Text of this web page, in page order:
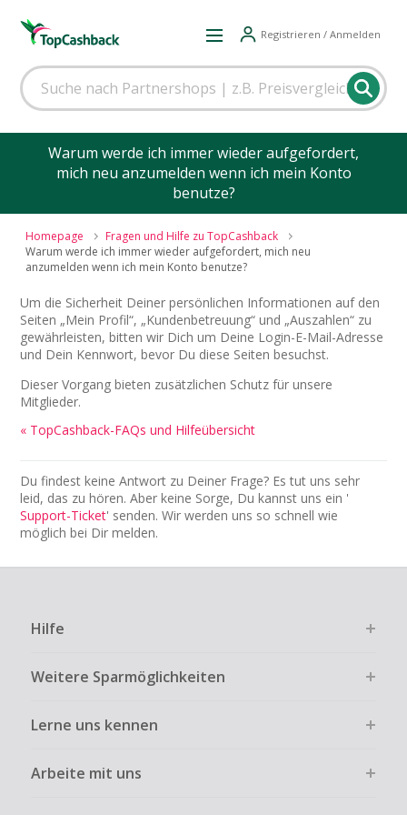
Registrieren / Anmelden
Warum werde ich immer wieder aufgefordert,
mich neu anzumelden wenn ich mein Konto
benutze?
Homepage
Fragen und Hilfe zu TopCashback
Warum werde ich immer wieder aufgefordert, mich neu
anzumelden wenn ich mein Konto benutze?
Um die Sicherheit Deiner persönlichen Informationen auf den
Seiten „Mein Profil“, „Kundenbetreuung“ und „Auszahlen“ zu
gewährleisten, bitten wir Dich um Deine Login-E-Mail-Adresse
und Dein Kennwort, bevor Du diese Seiten besuchst.
Dieser Vorgang bieten zusätzlichen Schutz für unsere
Mitglieder.
« TopCashback-FAQs und Hilfeübersicht
Du findest keine Antwort zu Deiner Frage? Es tut uns sehr
leid, das zu hören. Aber keine Sorge, Du kannst uns ein '
Support-Ticket' senden. Wir werden uns so schnell wie
möglich bei Dir melden.
Hilfe
Weitere Sparmöglichkeiten
Lerne uns kennen
Arbeite mit uns